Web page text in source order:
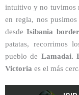
intuitivo y no tuvimos
en regla, nos
desde Isibania
patatas, recorrimos
pueblo de Lamadai.
Victoria es el más